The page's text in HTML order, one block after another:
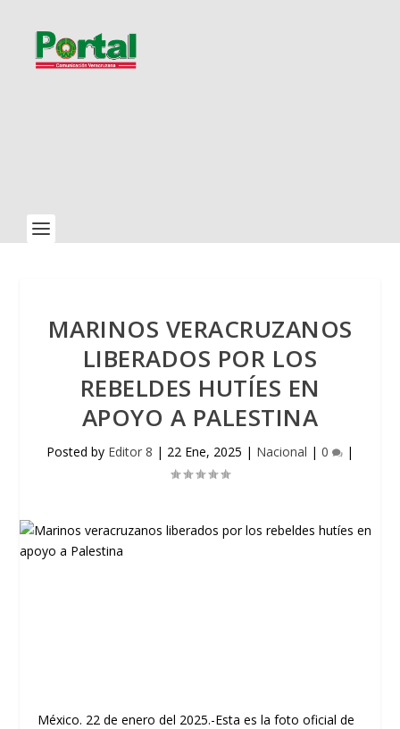
MARINOS VERACRUZANOS
LIBERADOS POR LOS
REBELDES HUTÍES EN
APOYO A PALESTINA
Posted by Editor 8 | 22 Ene, 2025 | Nacional | 0 |
México. 22 de enero del 2025.-Esta es la foto oficial de